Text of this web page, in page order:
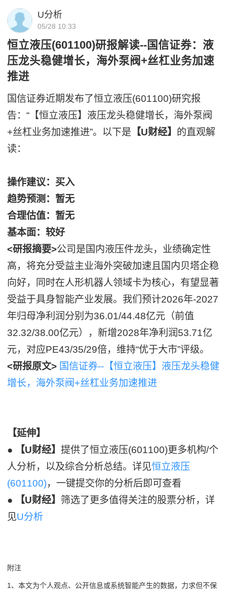
U分析
05/28 10:33
恒立液压(601100)研报解读--国信证券：液
压龙头稳健增长，海外泵阀+丝杠业务加速
推进
国信证券近期发布了恒立液压(601100)研究报
告：“【恒立液压】液压龙头稳健增长，海外泵阀
+丝杠业务加速推进”。以下是 【U财经】 的直观解
读：
操作建议：买入
趋势预测：暂无
合理估值：暂无
基本面：较好
<研报摘要>公司是国内液压件龙头，业绩确定性
高，将充分受益主业海外突破加速且国内贝塔企稳
向好，同时在人形机器人领域卡为核心，有望显著
受益于具身智能产业发展。我们预计2026年-2027
年归母净利润分别为36.01/44.48亿元（前值
32.32/38.00亿元），新增2028年净利润53.71亿
元，对应PE43/35/29倍，维持“优于大市”评级。
<研报原文> 国信证券--【恒立液压】液压龙头稳健
增长，海外泵阀+丝杠业务加速推进
【延伸】
●
【U财经】提供了恒立液压(601100)更多机构/个
人分析，以及综合分析总结。详见恒立液压
(601100)，一键提交你的分析后即可查看
●
【U财经】 筛选了更多值得关注的股票分析，详
见U分析
附注
1、本文为个人观点、公开信息或系统智能产生的数据，力求但不保